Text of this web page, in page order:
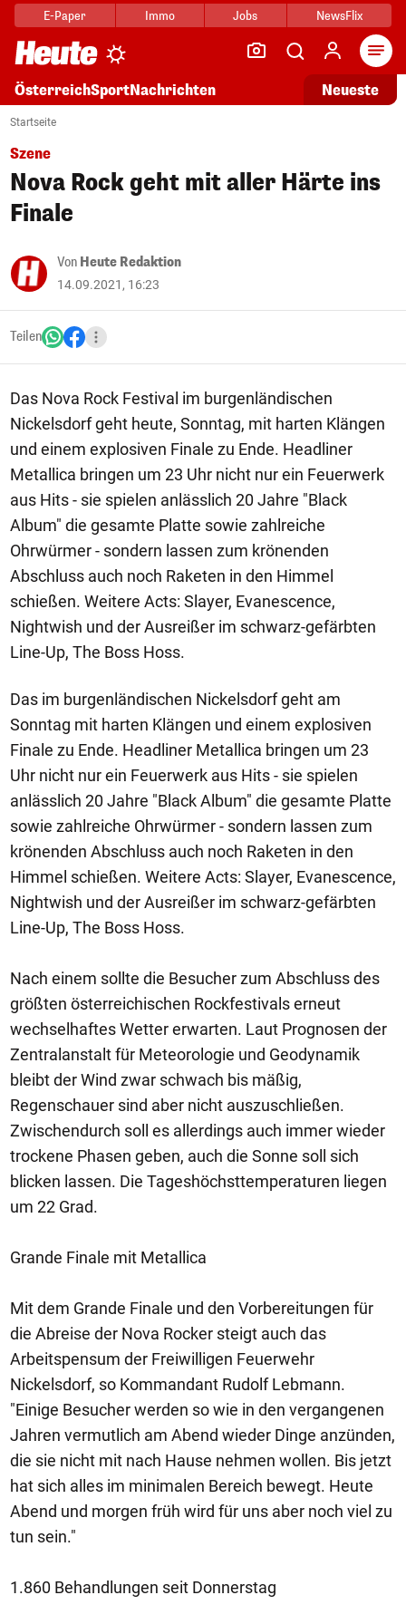
E-Paper Immo Jobs NewsFlix
ÖsterreichSportNachrichten Neueste
Startseite
Szene
Nova Rock geht mit aller Härte ins
Finale
Von Heute Redaktion
14.09.2021, 16:23
Teilen
Das Nova Rock Festival im burgenländischen
Nickelsdorf geht heute, Sonntag, mit harten Klängen
und einem explosiven Finale zu Ende. Headliner
Metallica bringen um 23 Uhr nicht nur ein Feuerwerk
aus Hits - sie spielen anlässlich 20 Jahre "Black
Album" die gesamte Platte sowie zahlreiche
Ohrwürmer - sondern lassen zum krönenden
Abschluss auch noch Raketen in den Himmel
schießen. Weitere Acts: Slayer, Evanescence,
Nightwish und der Ausreißer im schwarz-gefärbten
Line-Up, The Boss Hoss.
Das im burgenländischen Nickelsdorf geht am
Sonntag mit harten Klängen und einem explosiven
Finale zu Ende. Headliner Metallica bringen um 23
Uhr nicht nur ein Feuerwerk aus Hits - sie spielen
anlässlich 20 Jahre "Black Album" die gesamte Platte
sowie zahlreiche Ohrwürmer - sondern lassen zum
krönenden Abschluss auch noch Raketen in den
Himmel schießen. Weitere Acts: Slayer, Evanescence,
Nightwish und der Ausreißer im schwarz-gefärbten
Line-Up, The Boss Hoss.
Nach einem sollte die Besucher zum Abschluss des
größten österreichischen Rockfestivals erneut
wechselhaftes Wetter erwarten. Laut Prognosen der
Zentralanstalt für Meteorologie und Geodynamik
bleibt der Wind zwar schwach bis mäßig,
Regenschauer sind aber nicht auszuschließen.
Zwischendurch soll es allerdings auch immer wieder
trockene Phasen geben, auch die Sonne soll sich
blicken lassen. Die Tageshöchsttemperaturen liegen
um 22 Grad.
Grande Finale mit Metallica
Mit dem Grande Finale und den Vorbereitungen für
die Abreise der Nova Rocker steigt auch das
Arbeitspensum der Freiwilligen Feuerwehr
Nickelsdorf, so Kommandant Rudolf Lebmann.
"Einige Besucher werden so wie in den vergangenen
Jahren vermutlich am Abend wieder Dinge anzünden,
die sie nicht mit nach Hause nehmen wollen. Bis jetzt
hat sich alles im minimalen Bereich bewegt. Heute
Abend und morgen früh wird für uns aber noch viel zu
tun sein."
1.860 Behandlungen seit Donnerstag